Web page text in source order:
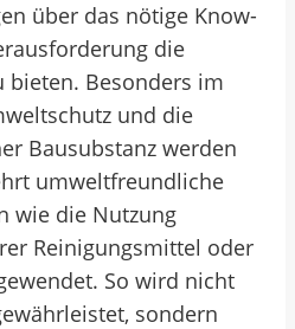
über das nötige Know-
die
bieten. Besonders im
und die
Bausubstanz werden
umweltfreundliche
wie die Nutzung
Reinigungsmittel oder
So wird nicht
sondern